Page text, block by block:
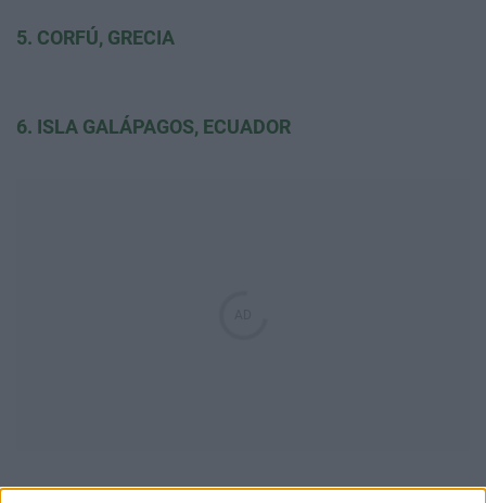
5. CORFÚ, GRECIA
6. ISLA GALÁPAGOS, ECUADOR